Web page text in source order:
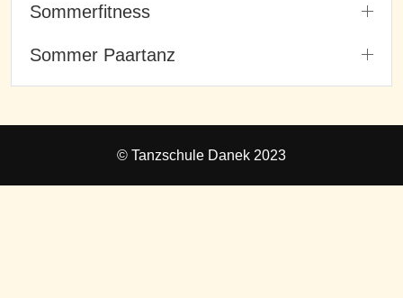
Sommerfitness
Sommer Paartanz
© Tanzschule Danek 2023